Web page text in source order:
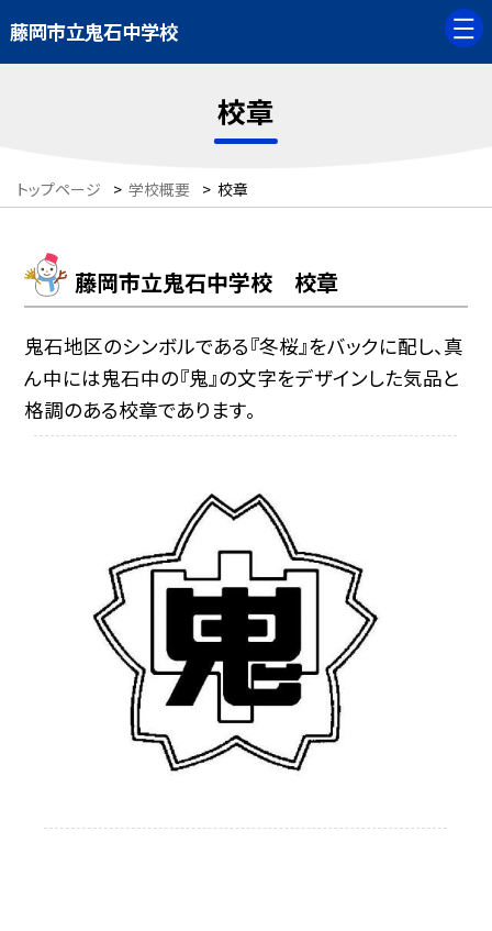
藤岡市立鬼石中学校
校章
トップページ > 学校概要 > 校章
藤岡市立鬼石中学校 校章
鬼石地区のシンボルである『冬桜』をバックに配し、真
ん中には鬼石中の『鬼』の文字をデザインした気品と
格調のある校章であります。